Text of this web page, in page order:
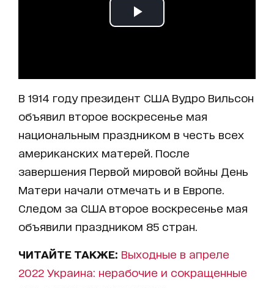
В 1914 году президент США Вудро Вильсон
объявил второе воскресенье мая
национальным праздником в честь всех
американских матерей. После
завершения Первой мировой войны День
Матери начали отмечать и в Европе.
Следом за США второе воскресенье мая
объявили праздником 85 стран.
ЧИТАЙТЕ ТАКЖЕ: Выходные в апреле
2022 Украина: нерабочие и сокращенные